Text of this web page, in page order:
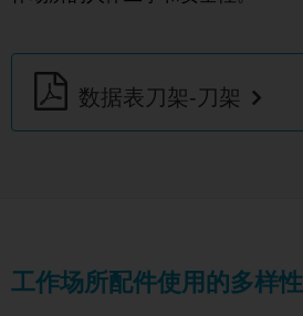
数据表刀架-刀架
工作场所配件使用的多样性